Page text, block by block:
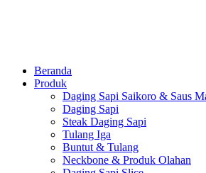
Beranda
Produk
Daging Sapi Saikoro & Saus
Daging Sapi
Steak Daging Sapi
Tulang Iga
Buntut & Tulang
Neckbone & Produk Olahan